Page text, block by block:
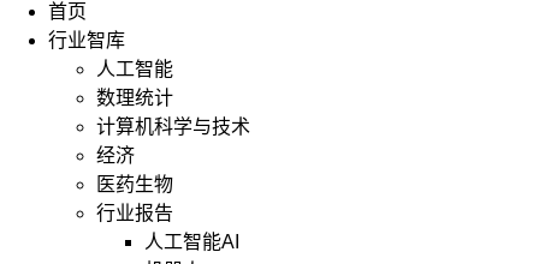
首页
行业智库
人工智能
数理统计
计算机科学与技术
经济
医药生物
行业报告
人工智能AI